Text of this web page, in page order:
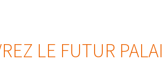
LE FUTUR